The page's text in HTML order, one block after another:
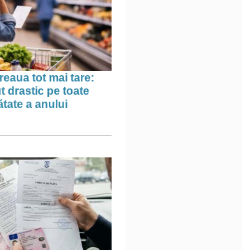
tot mai tare:
drastic pe toate
a anului